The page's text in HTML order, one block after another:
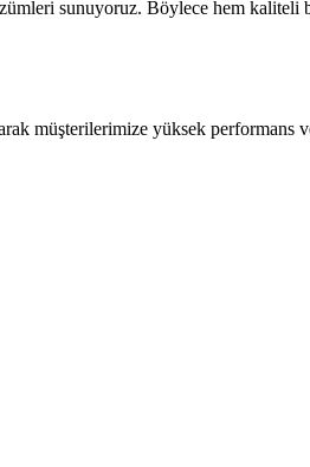
sunuyoruz. Böylece hem kaliteli
müşterilerimize yüksek performans